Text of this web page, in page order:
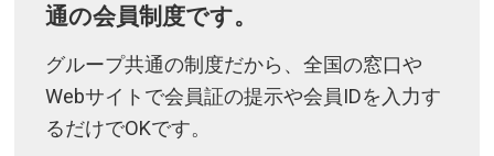
通の会員制度です。
グループ共通の制度だから、全国の窓口や
Webサイトで会員証の提示や会員IDを入力す
るだけでOKです。